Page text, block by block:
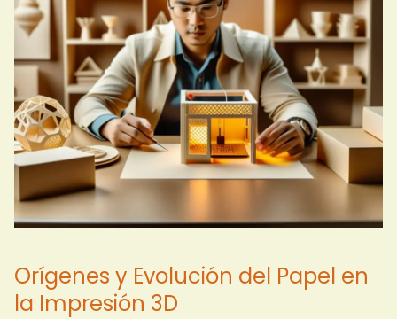
Orígenes y Evolución del Papel en
la Impresión 3D